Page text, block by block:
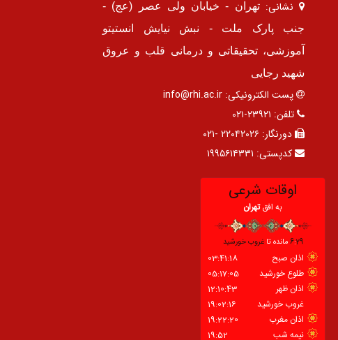
نشانی:تهران - خیابان ولی عصر (عج) -
جنب پارک ملت - نبش نیایش انستیتو
آموزشی، تحقیقاتی و درمانی قلب و عروق
شهید رجایی
پست الکترونیکی: info@rhi.ac.ir
تلفن: ۲۳۹۲۱-۰۲۱
دورنگار: ۲۲۰۴۲۰۲۶ -۰۲۱
کدپستی: ۱۹۹۵۶۱۴۳۳۱